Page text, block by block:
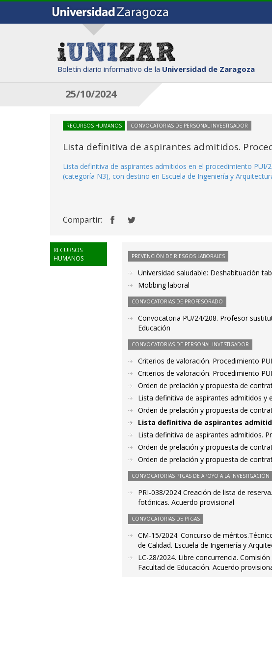
Boletín diario informativo de la Universidad de Zaragoza
25/10/2024
RECURSOS HUMANOS CONVOCATORIAS DE PERSONAL INVESTIGADOR
Lista definitiva de aspirantes admitidos.
Lista definitiva de aspirantes admitidos en el procedimiento
(categoría N3), con destino en Escuela de Ingeniería y
Compartir:
RECURSOS
HUMANOS
PREVENCIÓN DE RIESGOS LABORALES
Universidad saludable: Deshabituación
Mobbing laboral
CONVOCATORIAS DE PROFESORADO
Convocatoria PU/24/208. Profesor
Educación
CONVOCATORIAS DE PERSONAL INVESTIGADOR
Criterios de valoración. Procedimiento
Criterios de valoración. Procedimiento
Orden de prelación y propuesta de
Lista definitiva de aspirantes admitidos y
Orden de prelación y propuesta de
Lista definitiva de aspirantes
Lista definitiva de aspirantes admitidos.
Orden de prelación y propuesta de
Orden de prelación y propuesta de
CONVOCATORIAS PTGAS DE APOYO A LA INVESTIGACIÓN
PRI-038/2024 Creación de lista de
fotónicas. Acuerdo provisional
CONVOCATORIAS DE PTGAS
CM-15/2024. Concurso de
de Calidad. Escuela de Ingeniería y
LC-28/2024. Libre concurrencia.
Facultad de Educación. Acuerdo